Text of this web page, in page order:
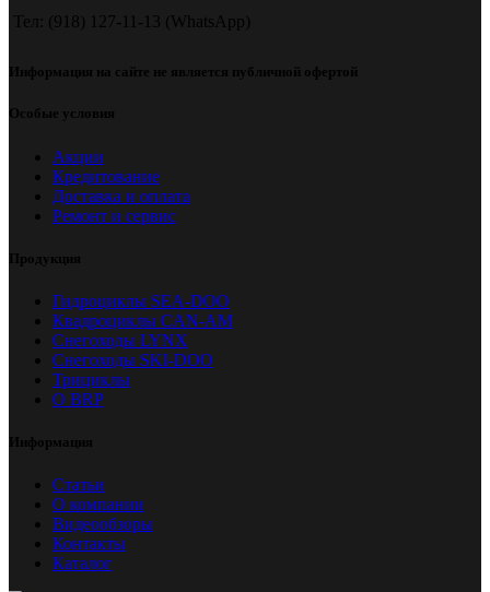
Тел: (918) 127-11-13 (WhatsApp)
Информация на сайте не является публичной офертой
Особые условия
Акции
Кредитование
Доставка и оплата
Ремонт и сервис
Продукция
Гидроциклы SEA-DOO
Квадроциклы CAN-AM
Снегоходы LYNX
Снегоходы SKI-DOO
Трициклы
О BRP
Информация
Статьи
О компании
Видеообзоры
Контакты
Каталог